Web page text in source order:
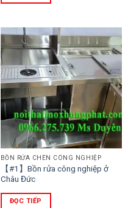
BỒN RỬA CHÉN CÔNG NGHIỆP
【#1】Bồn rửa công nghiệp ở
Châu Đức
ĐỌC TIẾP